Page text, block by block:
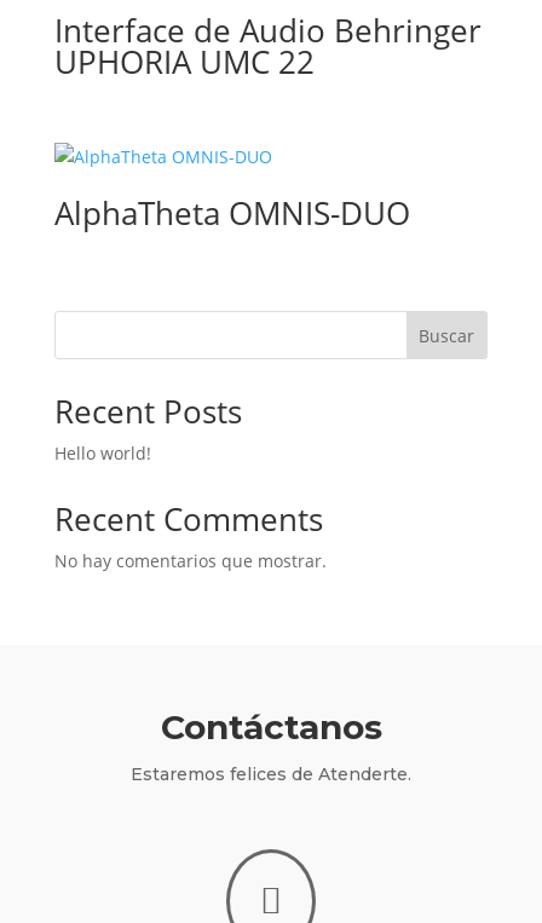
Interface de Audio Behringer
UPHORIA UMC 22
AlphaTheta OMNIS-DUO
Buscar
Recent Posts
Hello world!
Recent Comments
No hay comentarios que mostrar.
Contáctanos
Estaremos felices de Atenderte.
